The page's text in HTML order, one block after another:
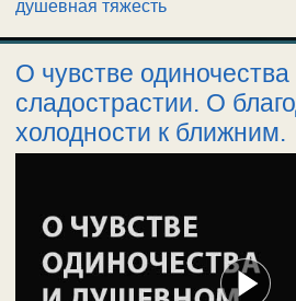
душевная тяжесть
О чувстве
сладострастии. О
холодности к ближним.